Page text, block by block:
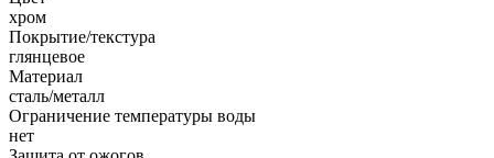
хром
Покрытие/текстура
глянцевое
Материал
сталь/металл
Ограничение температуры воды
нет